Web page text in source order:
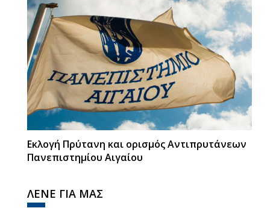
Εκλογή Πρύτανη και ορισμός Αντιπρυτάνεων
Πανεπιστημίου Αιγαίου
ΛΕΝΕ ΓΙΑ ΜΑΣ